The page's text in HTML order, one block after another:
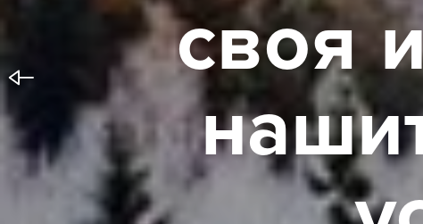
своя
наши